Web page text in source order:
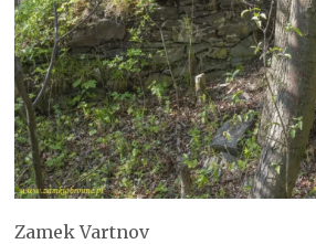
Zamek Vartnov